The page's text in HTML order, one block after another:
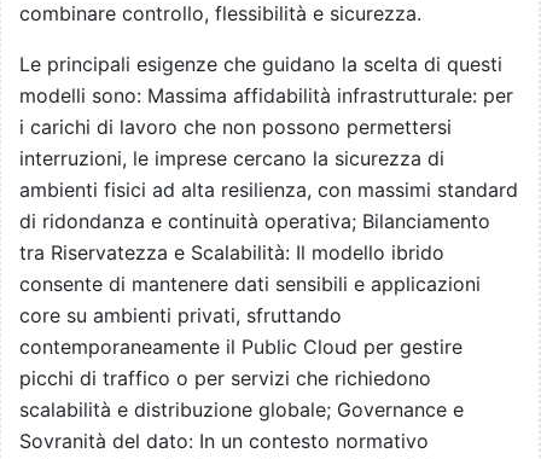
combinare controllo, flessibilità e sicurezza.
Le principali esigenze che guidano la scelta di questi
modelli sono: Massima affidabilità infrastrutturale: per
i carichi di lavoro che non possono permettersi
interruzioni, le imprese cercano la sicurezza di
ambienti fisici ad alta resilienza, con massimi standard
di ridondanza e continuità operativa; Bilanciamento
tra Riservatezza e Scalabilità: Il modello ibrido
consente di mantenere dati sensibili e applicazioni
core su ambienti privati, sfruttando
contemporaneamente il Public Cloud per gestire
picchi di traffico o per servizi che richiedono
scalabilità e distribuzione globale; Governance e
Sovranità del dato: In un contesto normativo